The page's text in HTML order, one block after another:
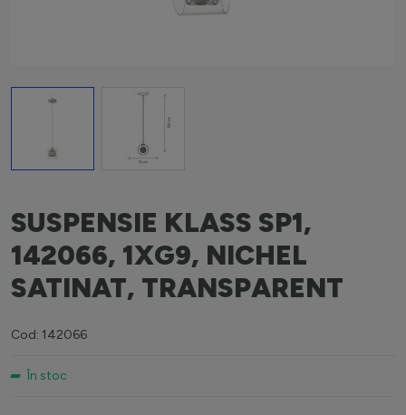
View larger imageView larger image
SUSPENSIE KLASS SP1,
142066, 1XG9, NICHEL
SATINAT, TRANSPARENT
Cod: 142066
În stoc